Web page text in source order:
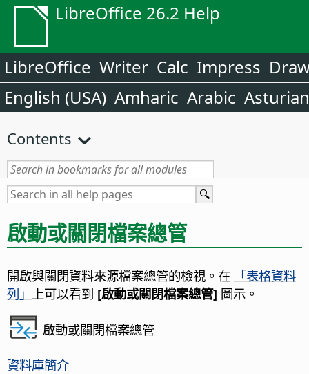
LibreOffice 26.2 Help
LibreOffice Writer Calc Impress
English (USA) Amharic Arabic Asturian
Contents
啟動或關閉檔案總管
開啟與關閉資料來源檔案總管的檢視。 在
「表格資料
列」 上可以看到 [啟動或關閉檔案總管] 圖示。
啟動或關閉檔案總管
資料庫簡介